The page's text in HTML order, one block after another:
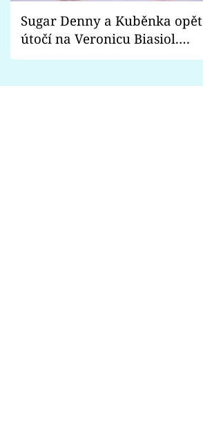
Sugar Denny a Kuběnka opět
útočí na Veronicu Biasiol.
Proč je podle nich falešná a